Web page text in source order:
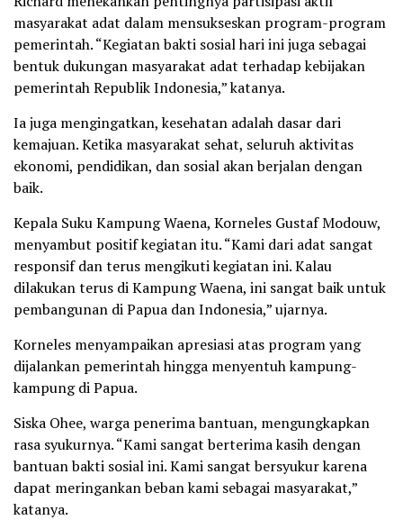
masyarakat adat dalam mensukseskan program-program
pemerintah. “Kegiatan bakti sosial hari ini juga sebagai
bentuk dukungan masyarakat adat terhadap kebijakan
pemerintah Republik Indonesia,” katanya.
Ia juga mengingatkan, kesehatan adalah dasar dari
kemajuan. Ketika masyarakat sehat, seluruh aktivitas
ekonomi, pendidikan, dan sosial akan berjalan dengan
baik.
Kepala Suku Kampung Waena, Korneles Gustaf Modouw,
menyambut positif kegiatan itu. “Kami dari adat sangat
responsif dan terus mengikuti kegiatan ini. Kalau
dilakukan terus di Kampung Waena, ini sangat baik untuk
pembangunan di Papua dan Indonesia,” ujarnya.
Korneles menyampaikan apresiasi atas program yang
dijalankan pemerintah hingga menyentuh kampung-
kampung di Papua.
Siska Ohee, warga penerima bantuan, mengungkapkan
rasa syukurnya. “Kami sangat berterima kasih dengan
bantuan bakti sosial ini. Kami sangat bersyukur karena
dapat meringankan beban kami sebagai masyarakat,”
katanya.